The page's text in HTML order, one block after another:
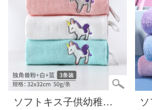
ソフトキス子供幼稚園専用のタオル柔軟洗顔パベビー家庭用綿ガーゼ竹繊維子供用丸巾A類ユニコーン3枚セット32*32